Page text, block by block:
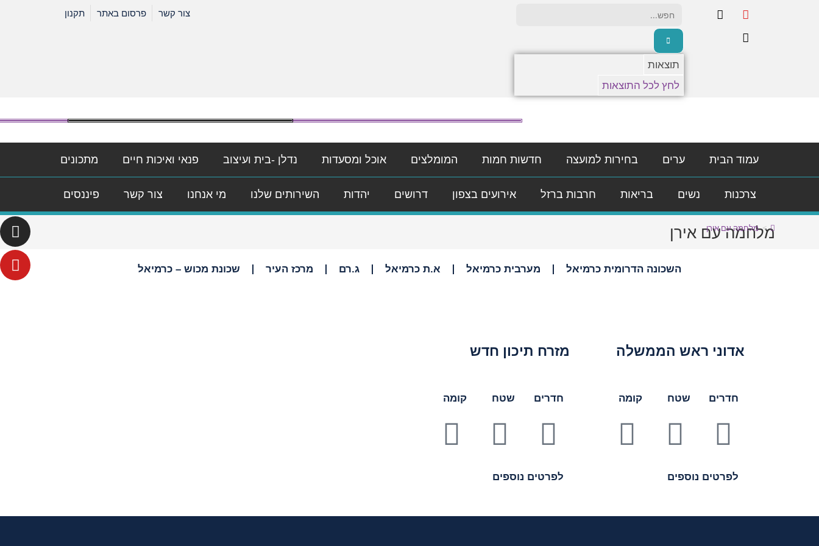
תוצאות
לחץ לכל התוצאות
צור קשר פרסום באתר תקנון
עמוד הבית ערים בחירות למועצה חדשות חמות המומלצים אוכל ומסעדות נדלן -בית ועיצוב פנאי ואיכות חיים מתכונים
צרכנות נשים בריאות חרבות ברזל אירועים בצפון דרושים יהדות השירותים שלנו מי אנחנו צור קשר פיננסים
מלחמה עם אירן
> מלחמה עם אירן
השכונה הדרומית כרמיאל מערבית כרמיאל א.ת כרמיאל ג.רם מרכז העיר שכונת מכוש – כרמיאל
אדוני ראש הממשלה
חדרים שטח קומה
לפרטים נוספים
מזרח תיכון חדש
חדרים שטח קומה
לפרטים נוספים